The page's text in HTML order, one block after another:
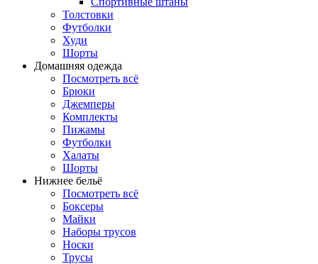
Толстовки
Футболки
Худи
Шорты
Домашняя одежда
Посмотреть всё
Брюки
Джемперы
Комплекты
Пижамы
Футболки
Халаты
Шорты
Нижнее бельё
Посмотреть всё
Боксеры
Майки
Наборы трусов
Носки
Трусы